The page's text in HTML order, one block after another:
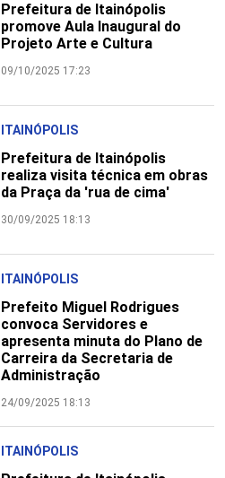
Prefeitura de Itainópolis
promove Aula Inaugural do
Projeto Arte e Cultura
09/10/2025 17:23
ITAINÓPOLIS
Prefeitura de Itainópolis
realiza visita técnica em obras
da Praça da 'rua de cima'
30/09/2025 18:13
ITAINÓPOLIS
Prefeito Miguel Rodrigues
convoca Servidores e
apresenta minuta do Plano de
Carreira da Secretaria de
Administração
24/09/2025 18:13
ITAINÓPOLIS